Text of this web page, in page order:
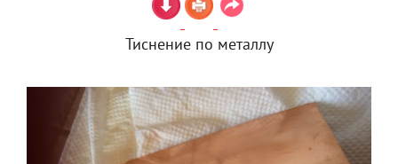
Тиснение по металлу